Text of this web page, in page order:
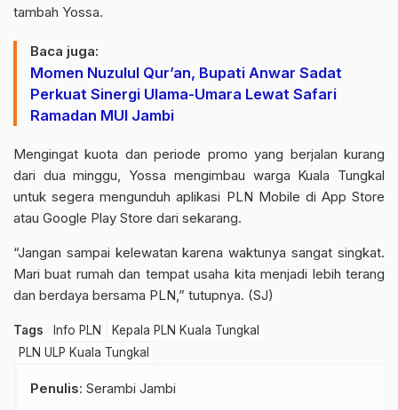
tambah Yossa.
Baca juga:
Momen Nuzulul Qur’an, Bupati Anwar Sadat
Perkuat Sinergi Ulama-Umara Lewat Safari
Ramadan MUI Jambi
Mengingat kuota dan periode promo yang berjalan kurang
dari dua minggu, Yossa mengimbau warga Kuala Tungkal
untuk segera mengunduh aplikasi PLN Mobile di App Store
atau Google Play Store dari sekarang.
“Jangan sampai kelewatan karena waktunya sangat singkat.
Mari buat rumah dan tempat usaha kita menjadi lebih terang
dan berdaya bersama PLN,” tutupnya. (SJ)
Tags Info PLN
Kepala PLN Kuala Tungkal
PLN ULP Kuala Tungkal
Penulis: Serambi Jambi